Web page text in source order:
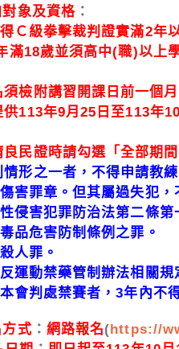
象及資格：
Ｃ級拳擊裁判證實滿2年
滿18歲並須高中(職)以上
檢附講習開課日前一個
供113年9月25日至113年
民證時請勾選「全部期間
情形之一者，不得申請教練
害罪章。但其屬過失犯，
侵害犯罪防治法第二條第
品危害防制條例之罪。
人罪。
運動禁藥管制辦法相關規
會判處禁賽者，3年內不
式 ： 網路報名(https://